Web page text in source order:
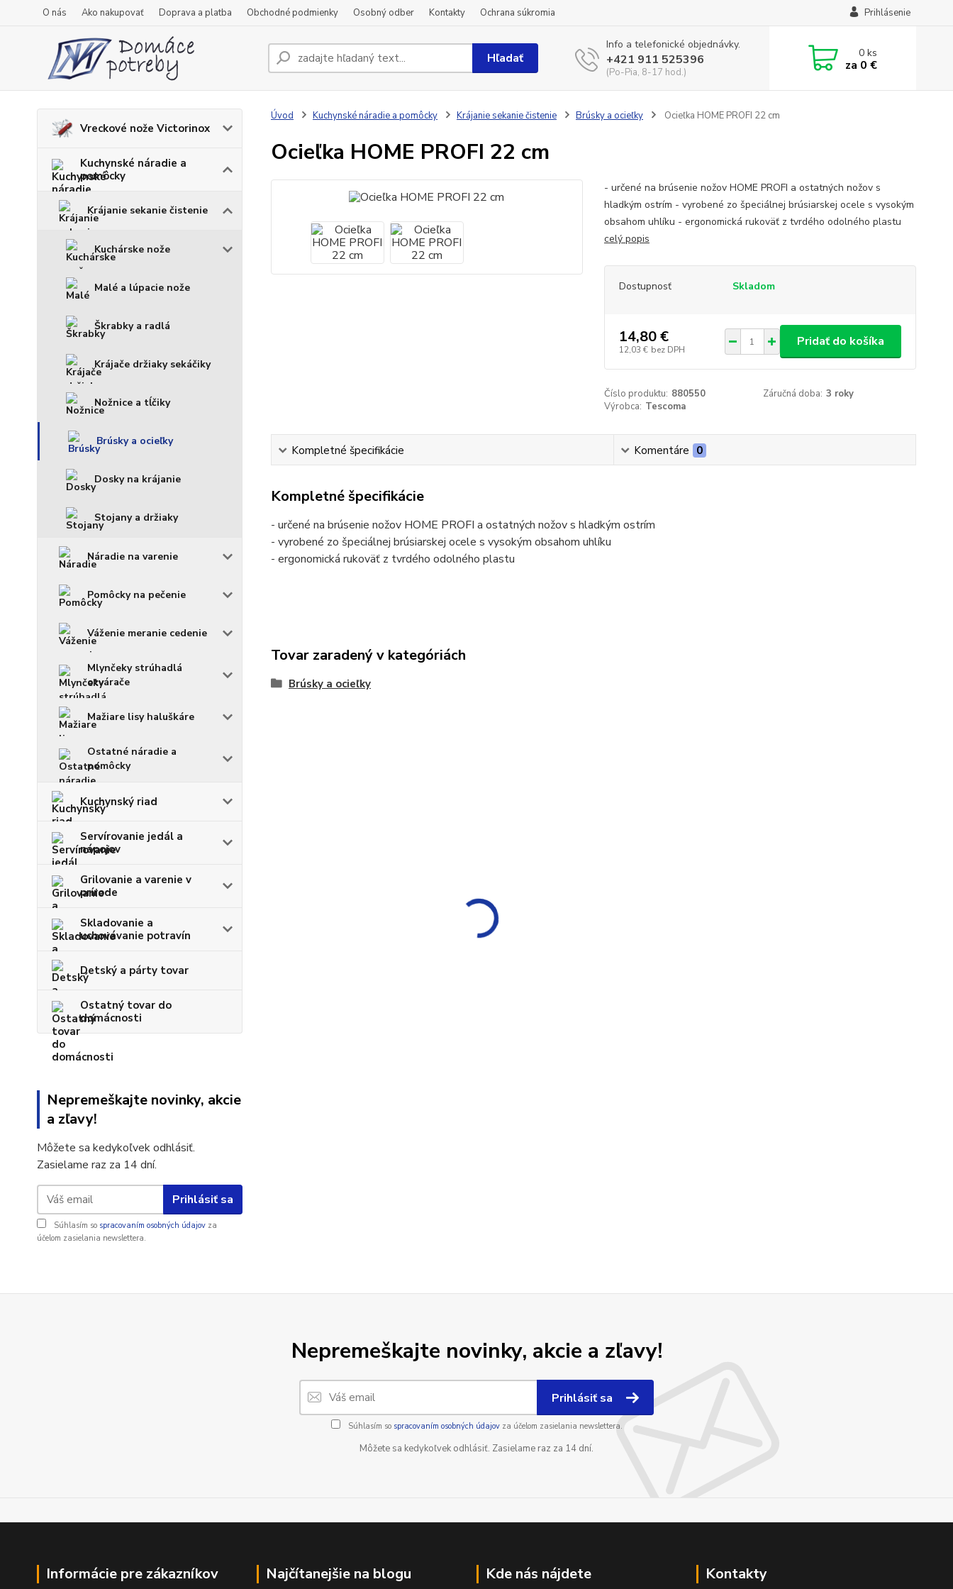
O nás Ako nakupovať Doprava a platba Obchodné podmienky Osobný odber Kontakty Ochrana súkromia Prihlásenie
Hľadať
Info a telefonické objednávky.
+421 911 525396
(Po-Pia, 8-17 hod.)
0ks
za 0 €
Vreckové nože Victorinox
Kuchynské náradie a
pomôcky
Krájanie sekanie čistenie
Kuchárske nože
Malé a lúpacie nože
Škrabky a radlá
Krájače držiaky sekáčiky
Nožnice a tĺčiky
Brúsky a ocieľky
Dosky na krájanie
Stojany a držiaky
Náradie na varenie
Pomôcky na pečenie
Váženie meranie cedenie
Mlynčeky strúhadlá
otvárače
Mažiare lisy haluškáre
Ostatné náradie a
pomôcky
Kuchynský riad
Servírovanie jedál a
nápojov
Grilovanie a varenie v
prírode
Skladovanie a
uchovávanie potravín
Detský a párty tovar
Ostatný tovar do
domácnosti
Nepremeškajte novinky, akcie
a zľavy!
Môžete sa kedykoľvek odhlásiť.
Zasielame raz za 14 dní.
Prihlásiť sa
Súhlasím so spracovaním osobných údajov za
účelom zasielania newslettera.
Úvod Kuchynské náradie a pomôcky Krájanie sekanie čistenie Brúsky a ocieľky Ocieľka HOME PROFI 22 cm
Ocieľka HOME PROFI 22 cm
- určené na brúsenie nožov HOME PROFI a ostatných nožov s
hladkým ostrím - vyrobené zo špeciálnej brúsiarskej ocele s vysokým
obsahom uhlíku - ergonomická rukoväť z tvrdého odolného plastu
celý popis
Dostupnosť Skladom
14,80 €
12,03 € bez DPH
Pridať do košíka
Číslo produktu: 880550 Záručná doba: 3 roky
Výrobca: Tescoma
Kompletné špecifikácie Komentáre 0
Kompletné špecifikácie
- určené na brúsenie nožov HOME PROFI a ostatných nožov s hladkým ostrím
- vyrobené zo špeciálnej brúsiarskej ocele s vysokým obsahom uhlíku
- ergonomická rukoväť z tvrdého odolného plastu
Tovar zaradený v kategóriách
Brúsky a ocieľky
Nepremeškajte novinky, akcie a zľavy!
Prihlásiť sa
Súhlasím so spracovaním osobných údajovza účelom zasielania newslettera.
Môžete sa kedykoľvek odhlásiť. Zasielame raz za 14 dní.
Informácie pre zákazníkov Najčítanejšie na blogu Kde nás nájdete Kontakty